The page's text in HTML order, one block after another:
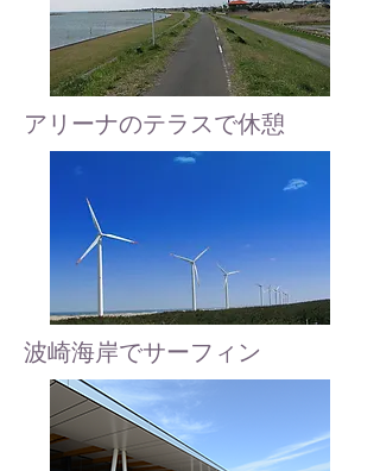
アリーナのテラスで休憩
波崎海岸でサーフィン